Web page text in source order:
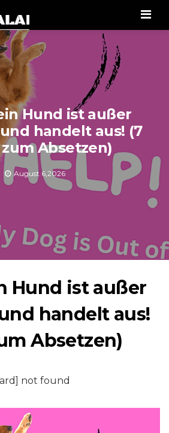
Hund ist außer
handelt aus! (7
Absetzen)
August 6,2026
Hund ist außer
handelt aus!
Absetzen)
not found